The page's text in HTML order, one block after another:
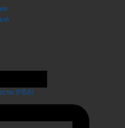
(ПББ)
51, офис 605